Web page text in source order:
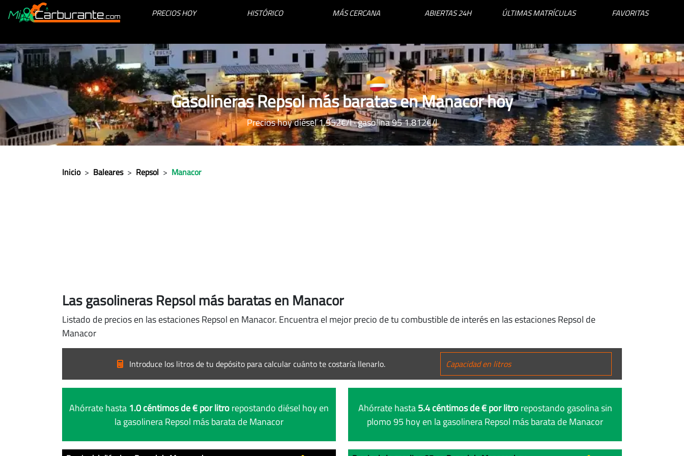
PRECIOS HOY HISTÓRICO MÁS CERCANA ABIERTAS 24H ÚLTIMAS MATRÍCULAS FAVORITAS
Gasolineras Repsol más baratas en Manacor hoy
Precios hoy diésel 1.952€/l · gasolina 95 1.812€/l
Inicio > Baleares > Repsol > Manacor
Las gasolineras Repsol más baratas en Manacor
Listado de precios en las estaciones Repsol en Manacor. Encuentra el mejor precio de tu combustible de interés en las estaciones Repsol de
Manacor
Introduce los litros de tu depósito para calcular cuánto te costaría llenarlo.
Ahórrate hasta 1.0 céntimos de € por litrorepostando diésel hoy en
la gasolinera Repsol más barata de Manacor
Ahórrate hasta5.4 céntimos de € por litrorepostando gasolina sin
plomo 95 hoy en la gasolinera Repsol más barata de Manacor